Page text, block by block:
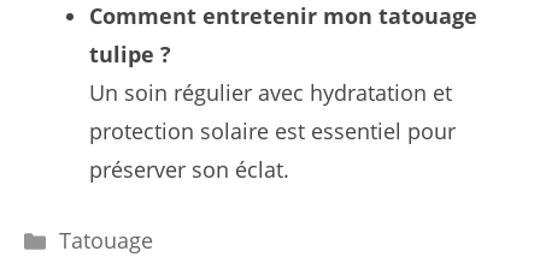
Comment entretenir mon tatouage
tulipe ?
Un soin régulier avec hydratation et
protection solaire est essentiel pour
préserver son éclat.
Catégories
Tatouage